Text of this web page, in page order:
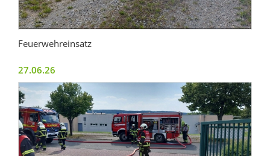
Feuerwehreinsatz
27.06.26